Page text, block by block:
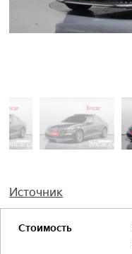
Источник
Стоимость